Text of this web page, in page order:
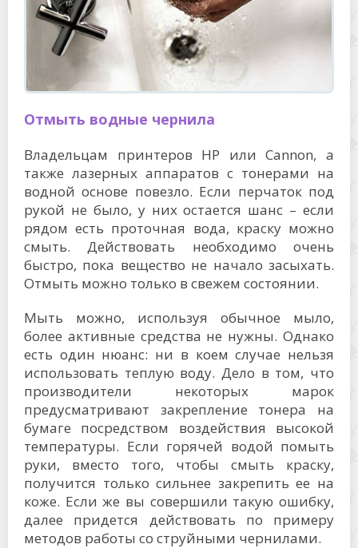
Отмыть водные чернила
Владельцам принтеров HP или Cannon, а
также лазерных аппаратов с тонерами на
водной основе повезло. Если перчаток под
рукой не было, у них остается шанс – если
рядом есть проточная вода, краску можно
смыть. Действовать необходимо очень
быстро, пока вещество не начало засыхать.
Отмыть можно только в свежем состоянии.
Мыть можно, используя обычное мыло,
более активные средства не нужны. Однако
есть один нюанс: ни в коем случае нельзя
использовать теплую воду. Дело в том, что
производители некоторых марок
предусматривают закрепление тонера на
бумаге посредством воздействия высокой
температуры. Если горячей водой помыть
руки, вместо того, чтобы смыть краску,
получится только сильнее закрепить ее на
коже. Если же вы совершили такую ошибку,
далее придется действовать по примеру
методов работы со струйными чернилами.